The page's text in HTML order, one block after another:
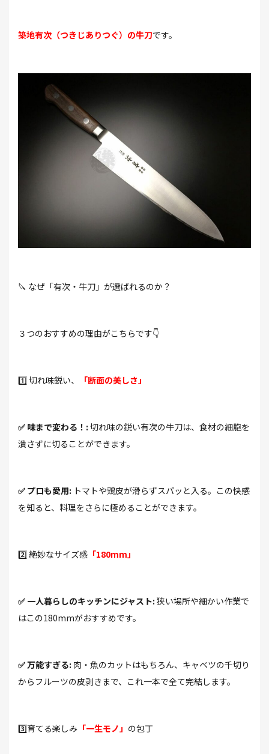
築地有次（つきじありつぐ）の牛刀です。
🔪 なぜ「有次・牛刀」が選ばれるのか？
３つのおすすめの理由がこちらです👇
1️⃣ 切れ味鋭い、 「断面の美しさ」
✅ 味まで変わる！: 切れ味の鋭い有次の牛刀は、食材の細胞を
潰さずに切ることができます。
✅ プロも愛用: トマトや鶏皮が滑らずスパッと入る。この快感
を知ると、料理をさらに極めることができます。
2️⃣ 絶妙なサイズ感 「180mm」
✅ 一人暮らしのキッチンにジャスト: 狭い場所や細かい作業で
はこの180mmがおすすめです。
✅ 万能すぎる: 肉・魚のカットはもちろん、キャベツの千切り
からフルーツの皮剥きまで、これ一本で全て完結します。
3️⃣育てる楽しみ 「一生モノ」 の包丁